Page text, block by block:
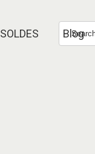
SOLDES Blog